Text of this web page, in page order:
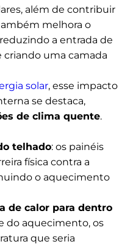
além de contribuir
melhora o
a entrada de
uma camada
solar, esse impacto
se destaca,
de clima quente.
telhado: os painéis
física contra a
o aquecimento
de calor para dentro
do aquecimento, os
que seria